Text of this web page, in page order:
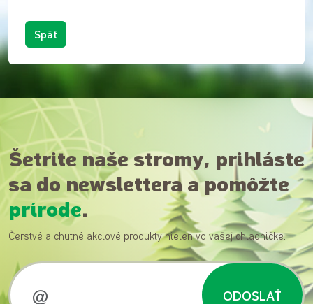
Späť
Šetrite naše stromy, prihláste
sa do newslettera a pomôžte
prírode.
Čerstvé a chutné akciové produkty nielen vo vašej chladničke.
ODOSLAŤ